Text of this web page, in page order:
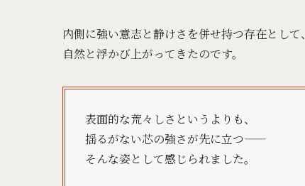
内側に強い意志と静けさを併せ持つ存在として、
自然と浮かび上がってきたのです。
表面的な荒々しさというよりも、
揺るがない芯の強さが先に立つ——
そんな姿として感じられました。